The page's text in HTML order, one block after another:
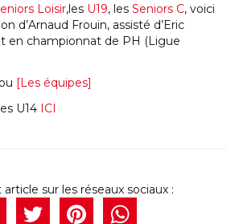
Loisir,les U19, les Seniors C, voici
d’Arnaud Frouin, assisté d’Eric
en championnat de PH (Ligue
ou [Les équipes]
U14 ICI
Facebook
Twitter